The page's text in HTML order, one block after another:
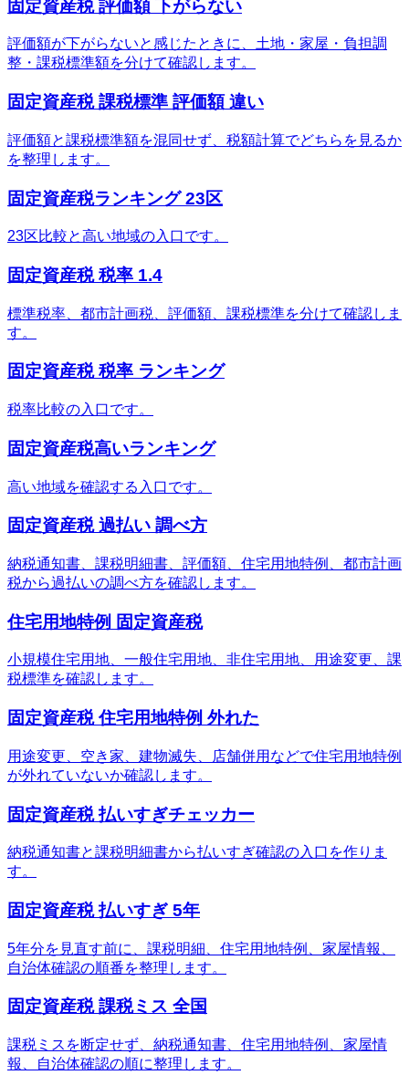
固定資産税 評価額 下がらない
評価額が下がらないと感じたときに、土地・家屋・負担調
整・課税標準額を分けて確認します。
固定資産税 課税標準 評価額 違い
評価額と課税標準額を混同せず、税額計算でどちらを見るか
を整理します。
固定資産税ランキング 23区
23区比較と高い地域の入口です。
固定資産税 税率 1.4
標準税率、都市計画税、評価額、課税標準を分けて確認しま
す。
固定資産税 税率 ランキング
税率比較の入口です。
固定資産税高いランキング
高い地域を確認する入口です。
固定資産税 過払い 調べ方
納税通知書、課税明細書、評価額、住宅用地特例、都市計画
税から過払いの調べ方を確認します。
住宅用地特例 固定資産税
小規模住宅用地、一般住宅用地、非住宅用地、用途変更、課
税標準を確認します。
固定資産税 住宅用地特例 外れた
用途変更、空き家、建物滅失、店舗併用などで住宅用地特例
が外れていないか確認します。
固定資産税 払いすぎチェッカー
納税通知書と課税明細書から払いすぎ確認の入口を作りま
す。
固定資産税 払いすぎ 5年
5年分を見直す前に、課税明細、住宅用地特例、家屋情報、
自治体確認の順番を整理します。
固定資産税 課税ミス 全国
課税ミスを断定せず、納税通知書、住宅用地特例、家屋情
報、自治体確認の順に整理します。